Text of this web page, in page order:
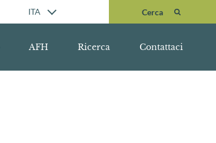
ITA Cerca
Cerca
AFH Ricerca Contattaci